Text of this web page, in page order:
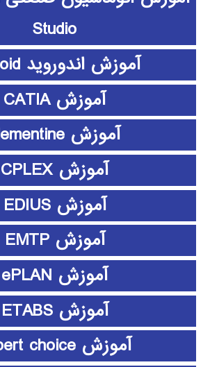
Studio
آموزش اندوروید android
آموزش CATIA
آموزش clementine
آموزش CPLEX
آموزش EDIUS
آموزش EMTP
آموزش ePLAN
آموزش ETABS
آموزش expert choice